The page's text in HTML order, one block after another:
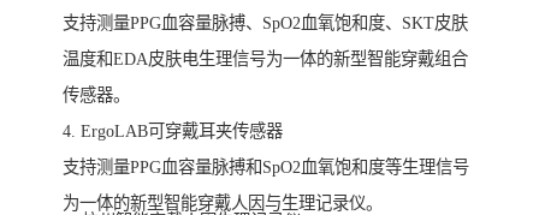
支持测量PPG血容量脉搏、SpO2血氧饱和度、SKT皮肤
温度和EDA皮肤电生理信号为一体的新型智能穿戴组合
传感器。
4. ErgoLAB可穿戴耳夹传感器
支持测量PPG血容量脉搏和SpO2血氧饱和度等生理信号
为一体的新型智能穿戴人因与生理记录仪。